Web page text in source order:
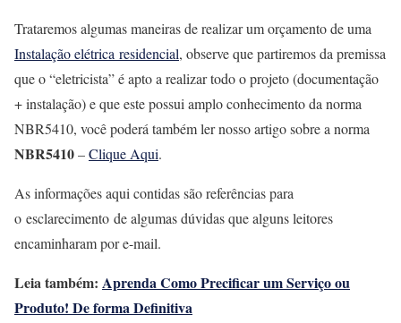
Trataremos algumas maneiras de realizar um orçamento de uma
Instalação elétrica residencial, observe que partiremos da premissa
que o “eletricista” é apto a realizar todo o projeto (documentação
+ instalação) e que este possui amplo conhecimento da norma
NBR5410, você poderá também ler nosso artigo sobre a norma
NBR5410–Clique Aqui.
As informações aqui contidas são referências para
o esclarecimento de algumas dúvidas que alguns leitores
encaminharam por e-mail.
Leia também: Aprenda Como Precificar um Serviço ou
Produto! De forma Definitiva